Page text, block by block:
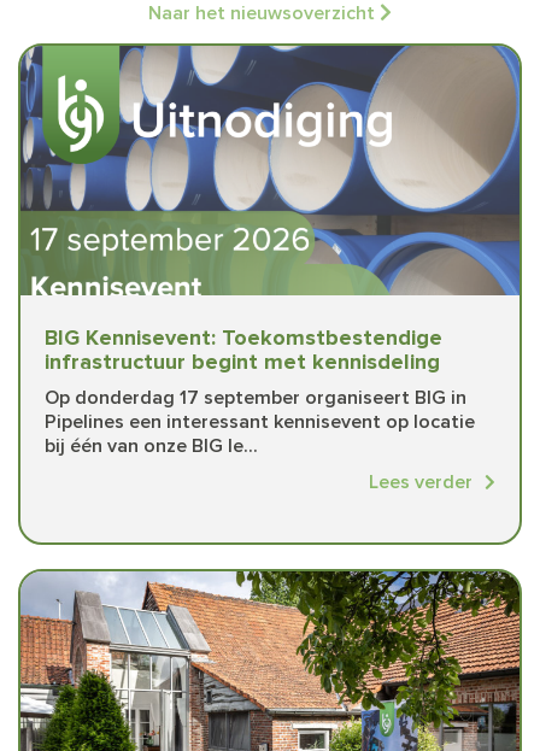
Naar het nieuwsoverzicht
BIG Kennisevent: Toekomstbestendige
infrastructuur begint met kennisdeling
Op donderdag 17 september organiseert BIG in
Pipelines een interessant kennisevent op locatie
bij één van onze BIG le...
Lees verder